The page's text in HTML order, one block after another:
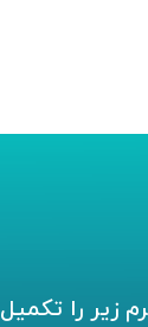
زیر را تکمیل